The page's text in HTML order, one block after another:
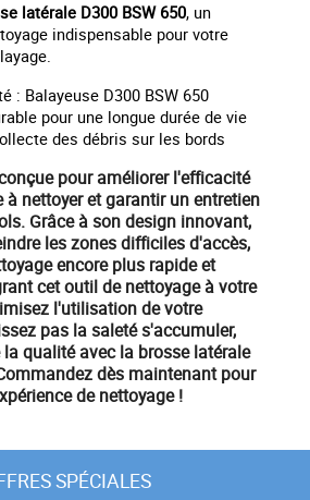
latérale D300 BSW 650, un
indispensable pour votre
: Balayeuse D300 BSW 650
pour une longue durée de vie
des débris sur les bords
pour améliorer l'efficacité
à nettoyeret garantir un entretien
Grâce à son design innovant,
les zones difficiles d'accès,
encore plus rapide et
cet outil de nettoyage à votre
l'utilisation de votre
pas la saleté s'accumuler,
la qualitéavec la brosse latérale
dès maintenantpour
de nettoyage !
SPÉCIALES